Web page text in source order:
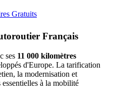
Gratuits
Français
ses 11 000 kilomètres
d'Europe. La tarification
la modernisation et
à la mobilité